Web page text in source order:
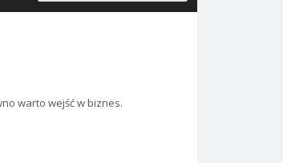
warto wejść w biznes.